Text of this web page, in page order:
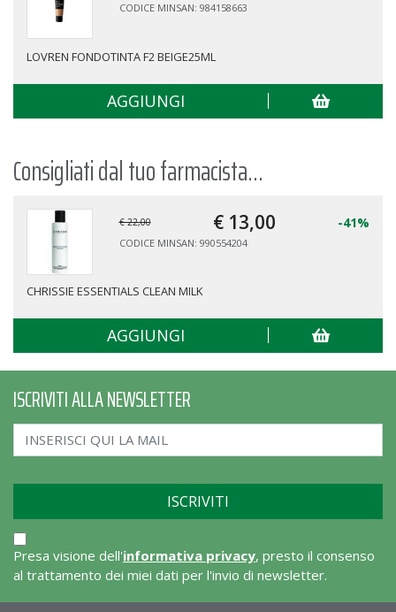
CODICE MINSAN: 984158663
LOVREN FONDOTINTA F2 BEIGE25ML
AGGIUNGI
Consigliati dal tuo farmacista...
€ 22,00 € 13,00 -41%
CODICE MINSAN: 990554204
CHRISSIE ESSENTIALS CLEAN MILK
AGGIUNGI
ISCRIVITI ALLA NEWSLETTER
Presa visione dell'informativa privacy, presto il consenso
al trattamento dei miei dati per l'invio di newsletter.